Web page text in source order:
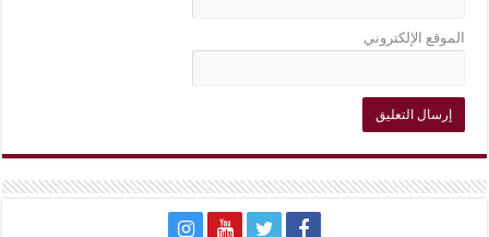
الموقع الإلكتروني